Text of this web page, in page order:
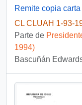
Remite copia carta
CL CLUAH 1-93-
Parte de
1994)
Bascuñán